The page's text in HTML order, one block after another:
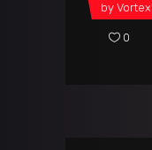
by Vortex
0